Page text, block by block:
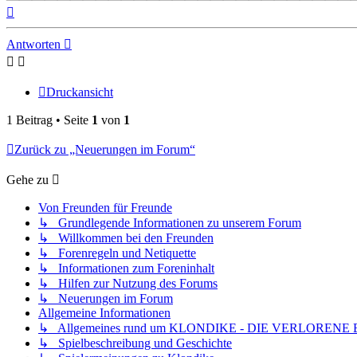
Antworten
Druckansicht
1 Beitrag • Seite 1 von 1
Zurück zu „Neuerungen im Forum“
Gehe zu
Von Freunden für Freunde
↳ Grundlegende Informationen zu unserem Forum
↳ Willkommen bei den Freunden
↳ Forenregeln und Netiquette
↳ Informationen zum Foreninhalt
↳ Hilfen zur Nutzung des Forums
↳ Neuerungen im Forum
Allgemeine Informationen
↳ Allgemeines rund um KLONDIKE - DIE VERLORENE
↳ Spielbeschreibung und Geschichte